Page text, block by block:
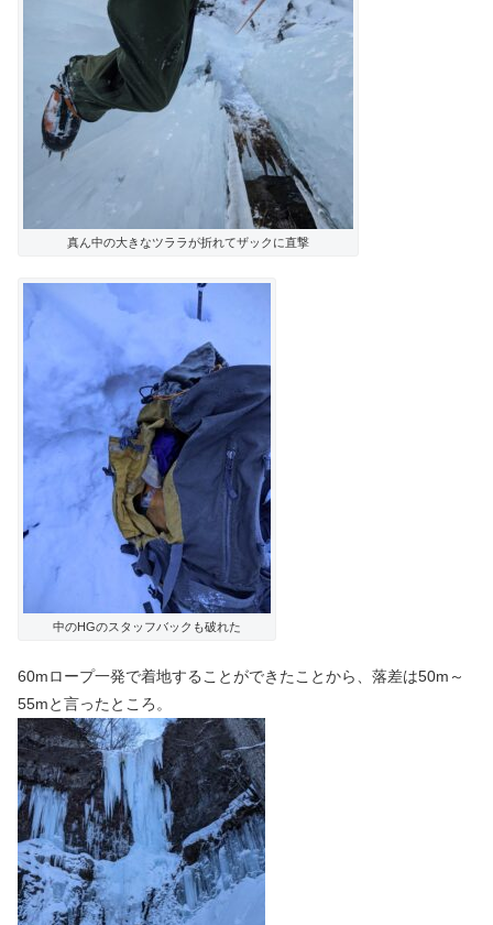
真ん中の大きなツララが折れてザックに直撃
中のHGのスタッフバックも破れた
60mロープ一発で着地することができたことから、落差は50m～
55mと言ったところ。